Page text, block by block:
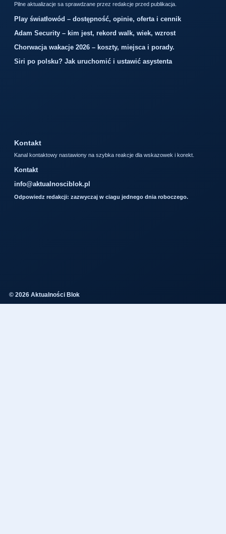
Pilne aktualizacje sa sprawdzane przez redakcje przed publikacja.
Play światłowód – dostępność, opinie, oferta i cennik
Adam Security – kim jest, rekord walk, wiek, wzrost
Chorwacja wakacje 2026 – koszty, miejsca i porady.
Siri po polsku? Jak uruchomić i ustawić asystenta
Kontakt
Kanal kontaktowy nastawiony na szybka reakcje dla wskazowek i korekt.
Kontakt
info@aktualnosciblok.pl
Odpowiedz redakcji: zazwyczaj w ciagu jednego dnia roboczego.
© 2026 Aktualności Blok